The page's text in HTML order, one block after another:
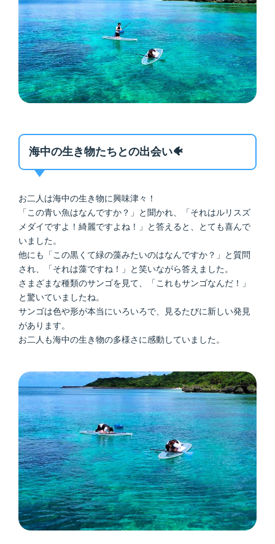
海中の生き物たちとの出会い🐠
お二人は海中の生き物に興味津々！
「この青い魚はなんですか？」と聞かれ、「それはルリスズ
メダイですよ！綺麗ですよね！」と答えると、とても喜んで
いました。
他にも「この黒くて緑の藻みたいのはなんですか？」と質問
され、「それは藻ですね！」と笑いながら答えました。
さまざまな種類のサンゴを見て、「これもサンゴなんだ！」
と驚いていましたね。
サンゴは色や形が本当にいろいろで、見るたびに新しい発見
があります。
お二人も海中の生き物の多様さに感動していました。